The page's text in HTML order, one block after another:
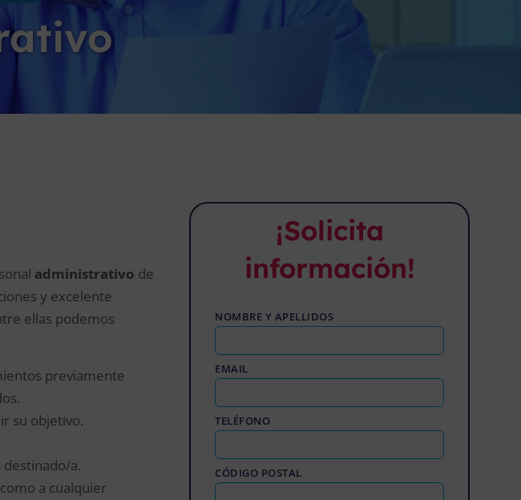
administrativo de
y excelente
ellas podemos
previamente
su objetivo.
destinado/a.
a cualquier
¡Solicita
información!
NOMBRE Y APELLIDOS
EMAIL
TELÉFONO
CÓDIGO POSTAL